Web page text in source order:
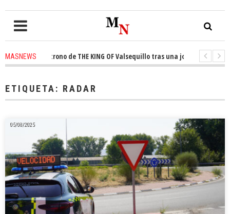
MASNEWS
el trono de THE KING OF Valsequillo tras una jornada de
ETIQUETA: RADAR
05/08/2025